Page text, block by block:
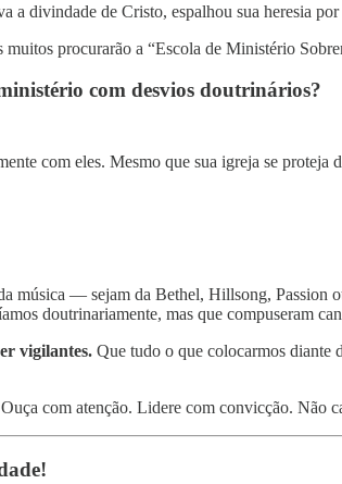
divindade de Cristo, espalhou sua heresia
procurarão a “Escola de Ministério
com desvios doutrinários?
com eles. Mesmo que sua igreja se
música — sejam da Bethel, Hillsong, Passion
doutrinariamente, mas que compuseram
vigilantes. Que tudo o que colocarmos diante
com atenção. Lidere com convicção.